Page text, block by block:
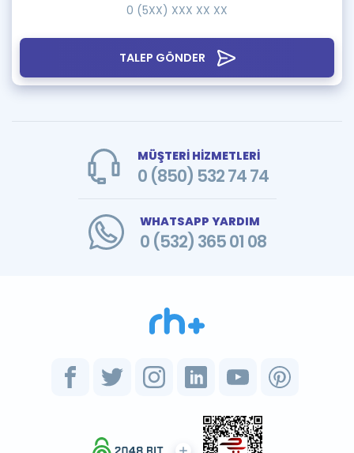
TALEP GÖNDER
MÜŞTERİ HİZMETLERİ
0 (850) 532 74 74
WHATSAPP YARDIM
0 (532) 365 01 08